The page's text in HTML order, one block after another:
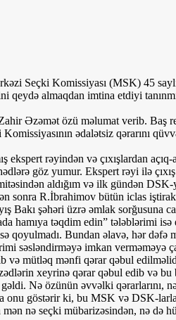
Seçki Komissiyası (MSK) 45
qeydə almaqdan imtina etdiyi
Əzəmət özü məlumat verib. Baş
ədalətsiz qərarını
ekspert rəyindən və çıxışlardan
göz yumur. Ekspert rəyi ilə
aldığım və ilk gündən DSK-
sonra R.İbrahimov bütün iclas
Bakı şəhəri üzrə əmlak
hamıya təqdim edin” tələblərimi
qoyulmadı. Bundan əlavə, hər dəfə
səsləndirməyə imkan verməməyə
və mütləq mənfi qərar qəbul
xeyrinə qərar qəbul edib və bu
Nə özünün əvvəlki qərarlarını,
onu göstərir ki, bu MSK və DSK-larla,
nə seçki mübarizəsindən, nə də